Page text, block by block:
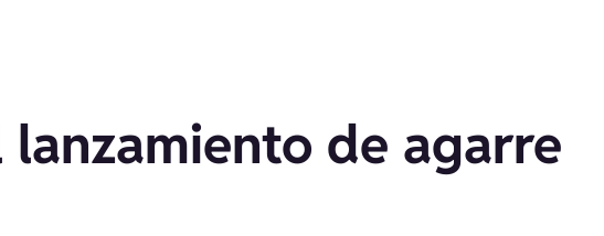
lanzamiento de agarre